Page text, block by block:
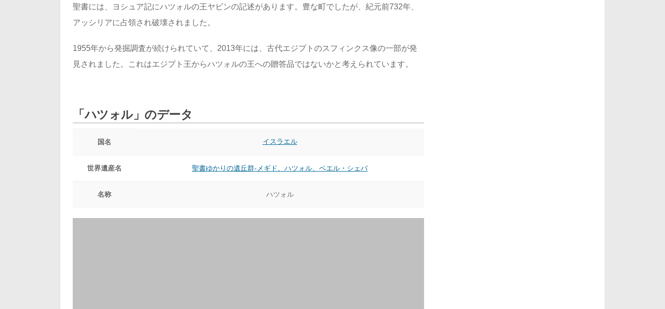
聖書には、ヨシュア記にハツォルの王ヤビンの記述があります。豊な町でしたが、紀元前732年、
アッシリアに占領され破壊されました。
1955年から発掘調査が続けられていて、2013年には、古代エジプトのスフィンクス像の一部が発
見されました。これはエジプト王からハツォルの王への贈答品ではないかと考えられています。
「ハツォル」のデータ
国名 イスラエル
世界遺産名 聖書ゆかりの遺丘群-メギド、ハツォル、ベエル・シェバ
名称 ハツォル